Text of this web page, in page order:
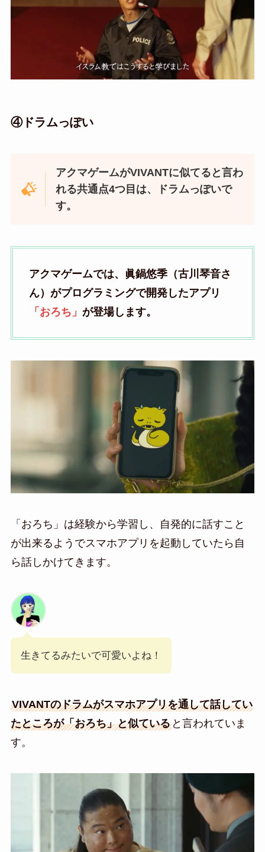
④ドラムっぽい
アクマゲームがVIVANTに似てると言わ
れる共通点4つ目は、ドラムっぽいで
す。
アクマゲームでは、眞鍋悠季（古川琴音さ
ん）がプログラミングで開発したアプリ
「おろち」 が登場します。
「おろち」は経験から学習し、自発的に話すこと
が出来るようでスマホアプリを起動していたら自
ら話しかけてきます。
生きてるみたいで可愛いよね！
VIVANTのドラムがスマホアプリを通して話してい
たところが「おろち」と似ていると言われていま
す。